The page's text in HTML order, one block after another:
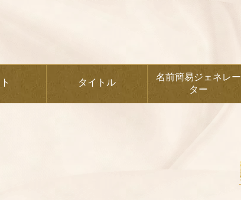
タイトル
名前簡易ジェネレー
ター